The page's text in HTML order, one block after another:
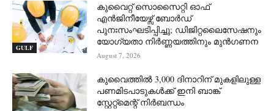
GULF
കുവൈറ്റ് സൊസൈറ്റി ഓഫ്
എൻജിനീയേഴ്സ് ബോർഡ്
പുനഃസംഘടിപ്പിച്ചു; ഡിജിറ്റലൈസേഷനും
യോഗ്യതാ നിർണ്ണയത്തിനും മുൻഗണന
August 7, 2026
കുവൈത്തിൽ 3,000 ദിനാറിന് മുകളിലുള്ള
പണമിടപാടുകൾക്ക് ഇനി ബാങ്ക്
സ്റ്റേറ്റ്‌മെന്റ് നിർബന്ധം